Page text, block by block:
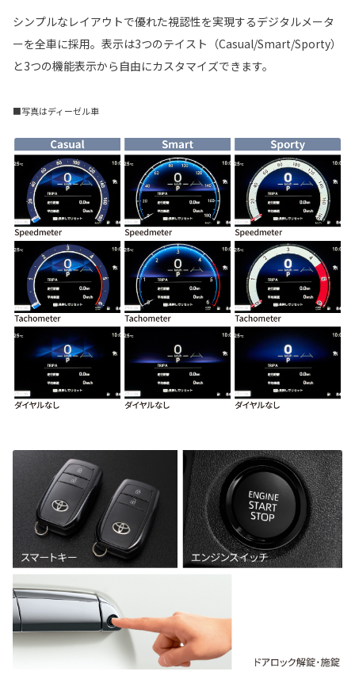
シンプルなレイアウトで優れた視認性を実現するデジタルメータ
ーを全車に採用。表示は3つのテイスト（Casual/Smart/Sporty）
と3つの機能表示から自由にカスタマイズできます。
■写真はディーゼル車